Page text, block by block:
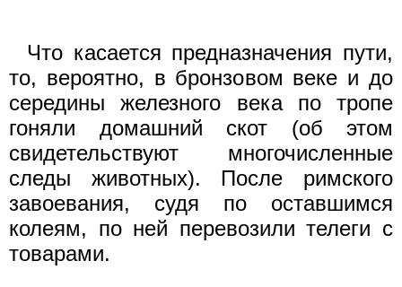
Что касается предназначения пути,
то, вероятно, в бронзовом веке и до
середины железного века по тропе
гоняли домашний скот (об этом
свидетельствуют многочисленные
следы животных). После римского
завоевания, судя по оставшимся
колеям, по ней перевозили телеги с
товарами.